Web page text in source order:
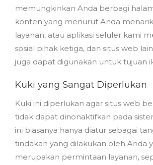
memungkinkan Anda berbagi
konten yang menurut Anda
layanan, atau aplikasi seluler kami
sosial pihak ketiga, dan situs web
juga dapat digunakan untuk tujuan
Kuki yang Sangat Diperlukan
Kuki ini diperlukan agar situs web
tidak dapat dinonaktifkan pada
ini biasanya hanya diatur sebagai
tindakan yang dilakukan oleh Anda
merupakan permintaan layanan,